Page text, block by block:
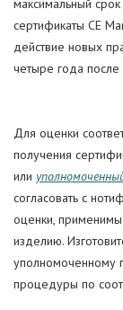
максимальный
сертификаты CE
действие новых
четыре года после
Для оценки
получения
или
согласовать с
оценки,
изделию.
уполномоченному
процедуры по